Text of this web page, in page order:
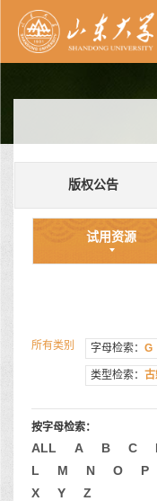
版权公告
试用资源
所有类别 字母检索： G
类型检索：
按字母检索：
ALL A B C
L
M N O P
X
Y Z